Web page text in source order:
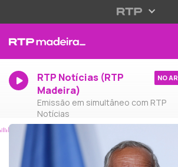
RTP Notícias (RTP
Madeira)
Emissão em simultâneo com RTP
Notícias
NO AR